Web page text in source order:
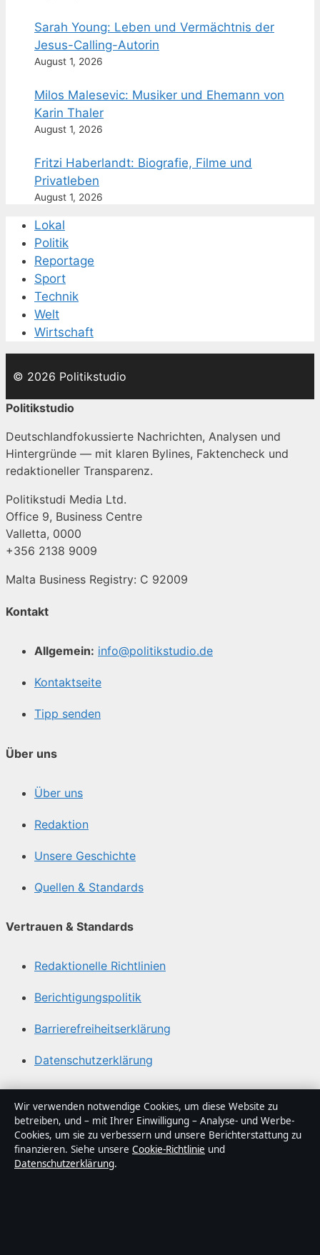
Sarah Young: Leben und Vermächtnis der
Jesus-Calling-Autorin
August 1, 2026
Milos Malesevic: Musiker und Ehemann von
Karin Thaler
August 1, 2026
Fritzi Haberlandt: Biografie, Filme und
Privatleben
August 1, 2026
Lokal
Politik
Reportage
Sport
Technik
Welt
Wirtschaft
© 2026 Politikstudio
Politikstudio
Deutschlandfokussierte Nachrichten, Analysen und
Hintergründe — mit klaren Bylines, Faktencheck und
redaktioneller Transparenz.
Politikstudi Media Ltd.
Office 9, Business Centre
Valletta, 0000
+356 2138 9009
Malta Business Registry: C 92009
Kontakt
Allgemein: info@politikstudio.de
Kontaktseite
Tipp senden
Über uns
Über uns
Redaktion
Unsere Geschichte
Quellen & Standards
Vertrauen & Standards
Redaktionelle Richtlinien
Berichtigungspolitik
Barrierefreiheitserklärung
Datenschutzerklärung
Über Politikstudio in Kürze
Politikstudio ist ein unabhängiger digitaler
Nachrichtenanbieter mit Fokus auf Politik, Wirtschaft,
Technik und Gesellschaft in Deutschland. Jeder Artikel
Wir verwenden notwendige Cookies, um diese Website zu
betreiben, und – mit Ihrer Einwilligung – Analyse- und Werbe-
Cookies, um sie zu verbessern und unsere Berichterstattung zu
finanzieren. Siehe unsere Cookie-Richtlinie und
Datenschutzerklärung.